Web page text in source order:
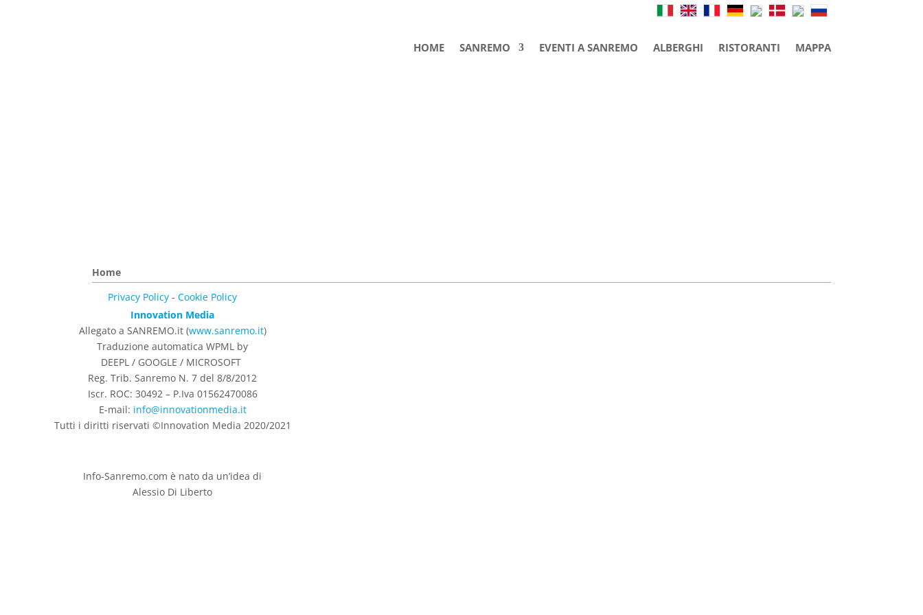
HOME SANREMO EVENTI A SANREMO ALBERGHI RISTORANTI MAPPA
Home
Privacy Policy -Cookie Policy
Innovation Media
Allegato a SANREMO.it (www.sanremo.it)
Traduzione automatica WPML by
DEEPL / GOOGLE / MICROSOFT
Reg. Trib. Sanremo N. 7 del 8/8/2012
Iscr. ROC: 30492 – P.Iva 01562470086
E-mail: info@innovationmedia.it
Tutti i diritti riservati ©Innovation Media 2020/2021
Info-Sanremo.com è nato da un’idea di
Alessio Di Liberto